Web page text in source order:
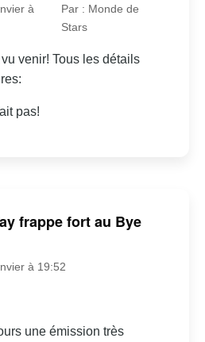
à
Par : Monde de
Stars
venir! Tous les détails
pas!
frappe fort au Bye
à 19:52
une émission très